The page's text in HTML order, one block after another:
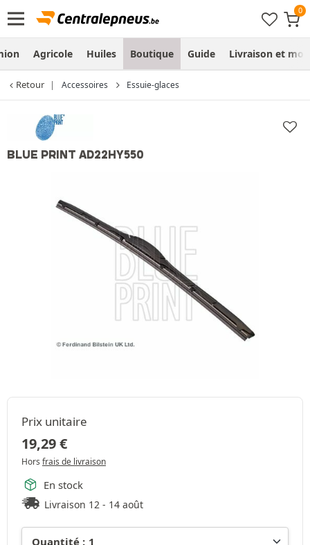
Agricole Huiles Boutique Guide Livraison et
Retour Accessoires Essuie-glaces
BLUE PRINT AD22HY550
Prix unitaire
19,29€
Hors frais de livraison
En stock
Livraison 12 - 14 août